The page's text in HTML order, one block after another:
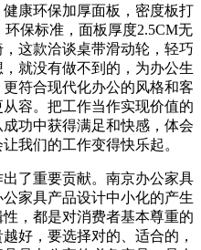
康环保加厚面板，密度板打
保标准，面板厚度2.5CM无
这款洽谈桌带滑动轮，轻巧
就没有做不到的，为办公生
符合现代化办公的风格和客
容。把工作当作实现价值的
功中获得满足和快感，体会
我们的工作变得快乐起。
了重要贡献。南京办公家具
家具产品设计中小化的产生
，都是对消费者基本尊重的
好，要选择对的、适合的，